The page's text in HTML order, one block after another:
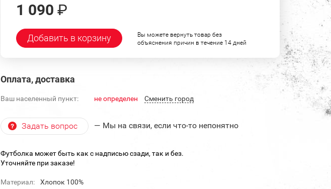
1 090 ₽
Добавить в корзину
Вы можете вернуть товар без
объяснения причин в течение 14 дней
Оплата, доставка
Ваш населенный пункт: не определен Cменить город
Задать вопрос — Мы на связи, если что-то непонятно
Футболка может быть как с надписью сзади, так и без.
Уточняйте при заказе!
Материал:
Хлопок 100%